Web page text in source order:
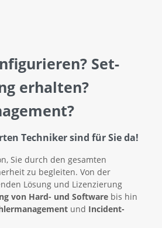
Set-
erhalten?
Techniker sind für Sie da!
Sie durch den gesamten
zu begleiten. Von der
Lösung und Lizenzierung
von Hard- und Software bis hin
und Incident-